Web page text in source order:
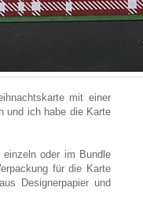
mit einer
und ich habe die Karte
oder im Bundle
für die Karte
Designerpapier und